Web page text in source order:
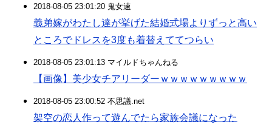
2018-08-05 23:01:20 鬼女速
義弟嫁がわたし達が挙げた結婚式場よりずっと高い
ところでドレスを3度も着替えててつらい
2018-08-05 23:01:13 マイルドちゃんねる
【画像】美少女チアリーダーｗｗｗｗｗｗｗｗｗ
2018-08-05 23:00:52 不思議.net
架空の恋人作って遊んでたら家族会議になった